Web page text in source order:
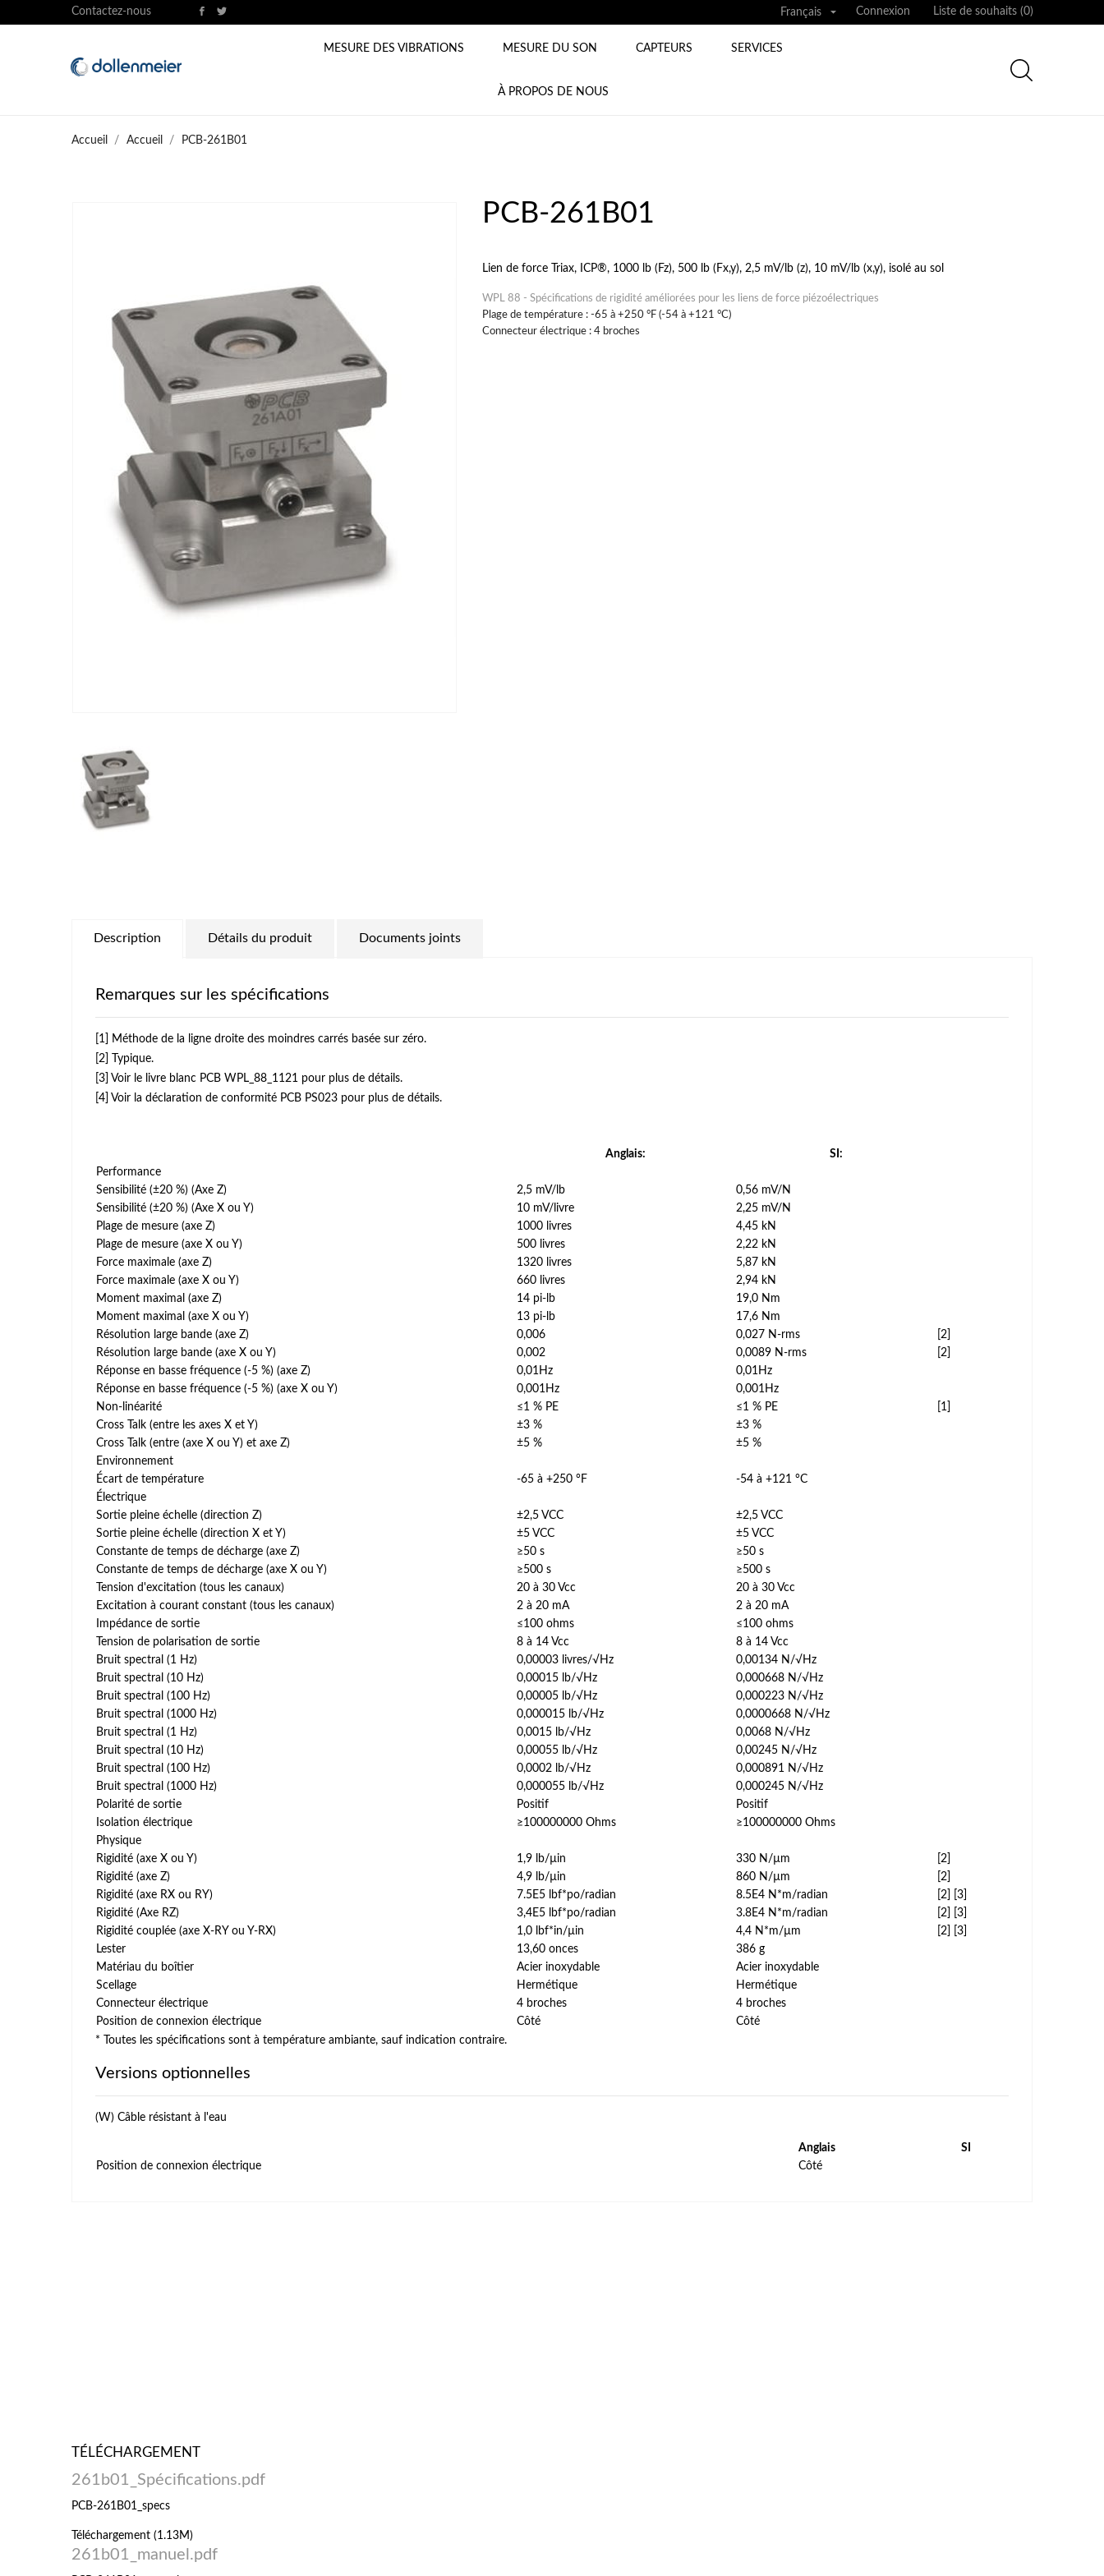
Contactez-nous Français  Connexion Liste de souhaits (0)
MESURE DES VIBRATIONS MESURE DU SON CAPTEURS SERVICES
À PROPOS DE NOUS
Accueil Accueil PCB-261B01
PCB-261B01
Lien de force Triax, ICP®, 1000 lb (Fz), 500 lb (Fx,y), 2,5 mV/lb (z), 10 mV/lb (x,y), isolé au sol
WPL 88 - Spécifications de rigidité améliorées pour les liens de force piézoélectriques
Plage de température : -65 à +250 °F (-54 à +121 °C)
Connecteur électrique : 4 broches
Description Détails du produit Documents joints
Remarques sur les spécifications
[1] Méthode de la ligne droite des moindres carrés basée sur zéro.
[2] Typique.
[3] Voir le livre blanc PCB WPL_88_1121 pour plus de détails.
[4] Voir la déclaration de conformité PCB PS023 pour plus de détails.
Anglais:
SI:
Performance
Sensibilité (±20 %) (Axe Z)
2,5 mV/lb
0,56 mV/N
Sensibilité (±20 %) (Axe X ou Y)
10 mV/livre
2,25 mV/N
Plage de mesure (axe Z)
1000 livres
4,45 kN
Plage de mesure (axe X ou Y)
500 livres
2,22 kN
Force maximale (axe Z)
1320 livres
5,87 kN
Force maximale (axe X ou Y)
660 livres
2,94 kN
Moment maximal (axe Z)
14 pi-lb
19,0 Nm
Moment maximal (axe X ou Y)
13 pi-lb
17,6 Nm
Résolution large bande (axe Z)
0,006 0,027 N-rms
[2]
Résolution large bande (axe X ou Y)
0,002 0,0089 N-rms
[2]
Réponse en basse fréquence (-5 %) (axe Z)
0,01Hz
0,01Hz
Réponse en basse fréquence (-5 %) (axe X ou Y)
0,001Hz
0,001Hz
Non-linéarité
≤1 % PE ≤1 % PE
[1]
Cross Talk (entre les axes X et Y)
±3 %
±3 %
Cross Talk (entre (axe X ou Y) et axe Z)
±5 %
±5 %
Environnement
Écart de température
-65 à +250 °F
-54 à +121 °C
Électrique
Sortie pleine échelle (direction Z)
±2,5 VCC
±2,5 VCC
Sortie pleine échelle (direction X et Y)
±5 VCC
±5 VCC
Constante de temps de décharge (axe Z)
≥50 s
≥50 s
Constante de temps de décharge (axe X ou Y)
≥500 s
≥500 s
Tension d'excitation (tous les canaux)
20 à 30 Vcc
20 à 30 Vcc
Excitation à courant constant (tous les canaux)
2 à 20 mA
2 à 20 mA
Impédance de sortie
≤100 ohms
≤100 ohms
Tension de polarisation de sortie
8 à 14 Vcc
8 à 14 Vcc
Bruit spectral (1 Hz)
0,00003 livres/√Hz
0,00134 N/√Hz
Bruit spectral (10 Hz)
0,00015 lb/√Hz
0,000668 N/√Hz
Bruit spectral (100 Hz)
0,00005 lb/√Hz
0,000223 N/√Hz
Bruit spectral (1000 Hz)
0,000015 lb/√Hz
0,0000668 N/√Hz
Bruit spectral (1 Hz)
0,0015 lb/√Hz
0,0068 N/√Hz
Bruit spectral (10 Hz)
0,00055 lb/√Hz
0,00245 N/√Hz
Bruit spectral (100 Hz)
0,0002 lb/√Hz
0,000891 N/√Hz
Bruit spectral (1000 Hz)
0,000055 lb/√Hz
0,000245 N/√Hz
Polarité de sortie
Positif
Positif
Isolation électrique
≥100000000 Ohms
≥100000000 Ohms
Physique
Rigidité (axe X ou Y)
1,9 lb/µin 330 N/µm
[2]
Rigidité (axe Z)
4,9 lb/µin 860 N/µm
[2]
Rigidité (axe RX ou RY)
7.5E5 lbf*po/radian 8.5E4 N*m/radian
[2] [3]
Rigidité (Axe RZ)
3,4E5 lbf*po/radian 3.8E4 N*m/radian
[2] [3]
Rigidité couplée (axe X-RY ou Y-RX)
1,0 lbf*in/µin 4,4 N*m/µm
[2] [3]
Lester
13,60 onces
386 g
Matériau du boîtier
Acier inoxydable
Acier inoxydable
Scellage
Hermétique
Hermétique
Connecteur électrique
4 broches
4 broches
Position de connexion électrique
Côté
Côté
* Toutes les spécifications sont à température ambiante, sauf indication contraire.
Versions optionnelles
(W) Câble résistant à l'eau
Anglais
SI
Position de connexion électrique
Côté
TÉLÉCHARGEMENT
261b01_Spécifications.pdf
PCB-261B01_specs
Téléchargement (1.13M)
261b01_manuel.pdf